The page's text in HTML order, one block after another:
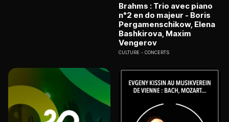
Brahms : Trio avec piano
n°2 en do majeur - Boris
Pergamenschikow, Elena
Bashkirova, Maxim
Vengerov
CULTURE CONCERTS